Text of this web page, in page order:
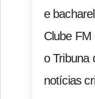
e
Clube
o Tribuna
notícias